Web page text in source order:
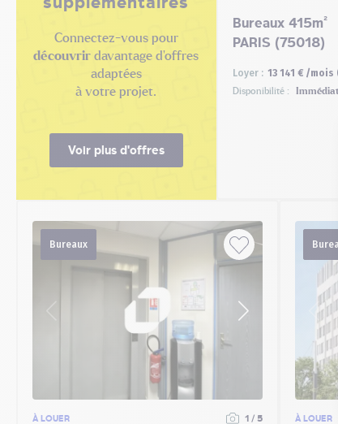
Connectez-vous pour
découvrir davantage d'offres
adaptées
à votre projet.
Voir plus d'offres
Bureaux 415m²
PARIS (75018)
Loyer : 13 141 € /mois
Disponibilité :
Bureaux
À LOUER 1 / 5 À LOUER